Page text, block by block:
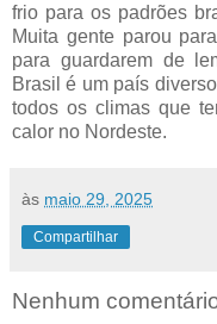
frio para os padrões
Muita gente parou
para guardarem de
Brasil é um país
todos os climas que
calor no Nordeste.
às maio 29, 2025
Compartilhar
Nenhum